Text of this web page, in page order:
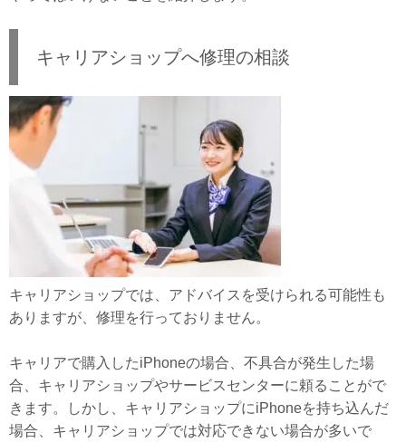
キャリアショップへ修理の相談
キャリアショップでは、アドバイスを受けられる可能性も
ありますが、修理を行っておりません。
キャリアで購入したiPhoneの場合、不具合が発生した場
合、キャリアショップやサービスセンターに頼ることがで
きます。しかし、キャリアショップにiPhoneを持ち込んだ
場合、キャリアショップでは対応できない場合が多いで